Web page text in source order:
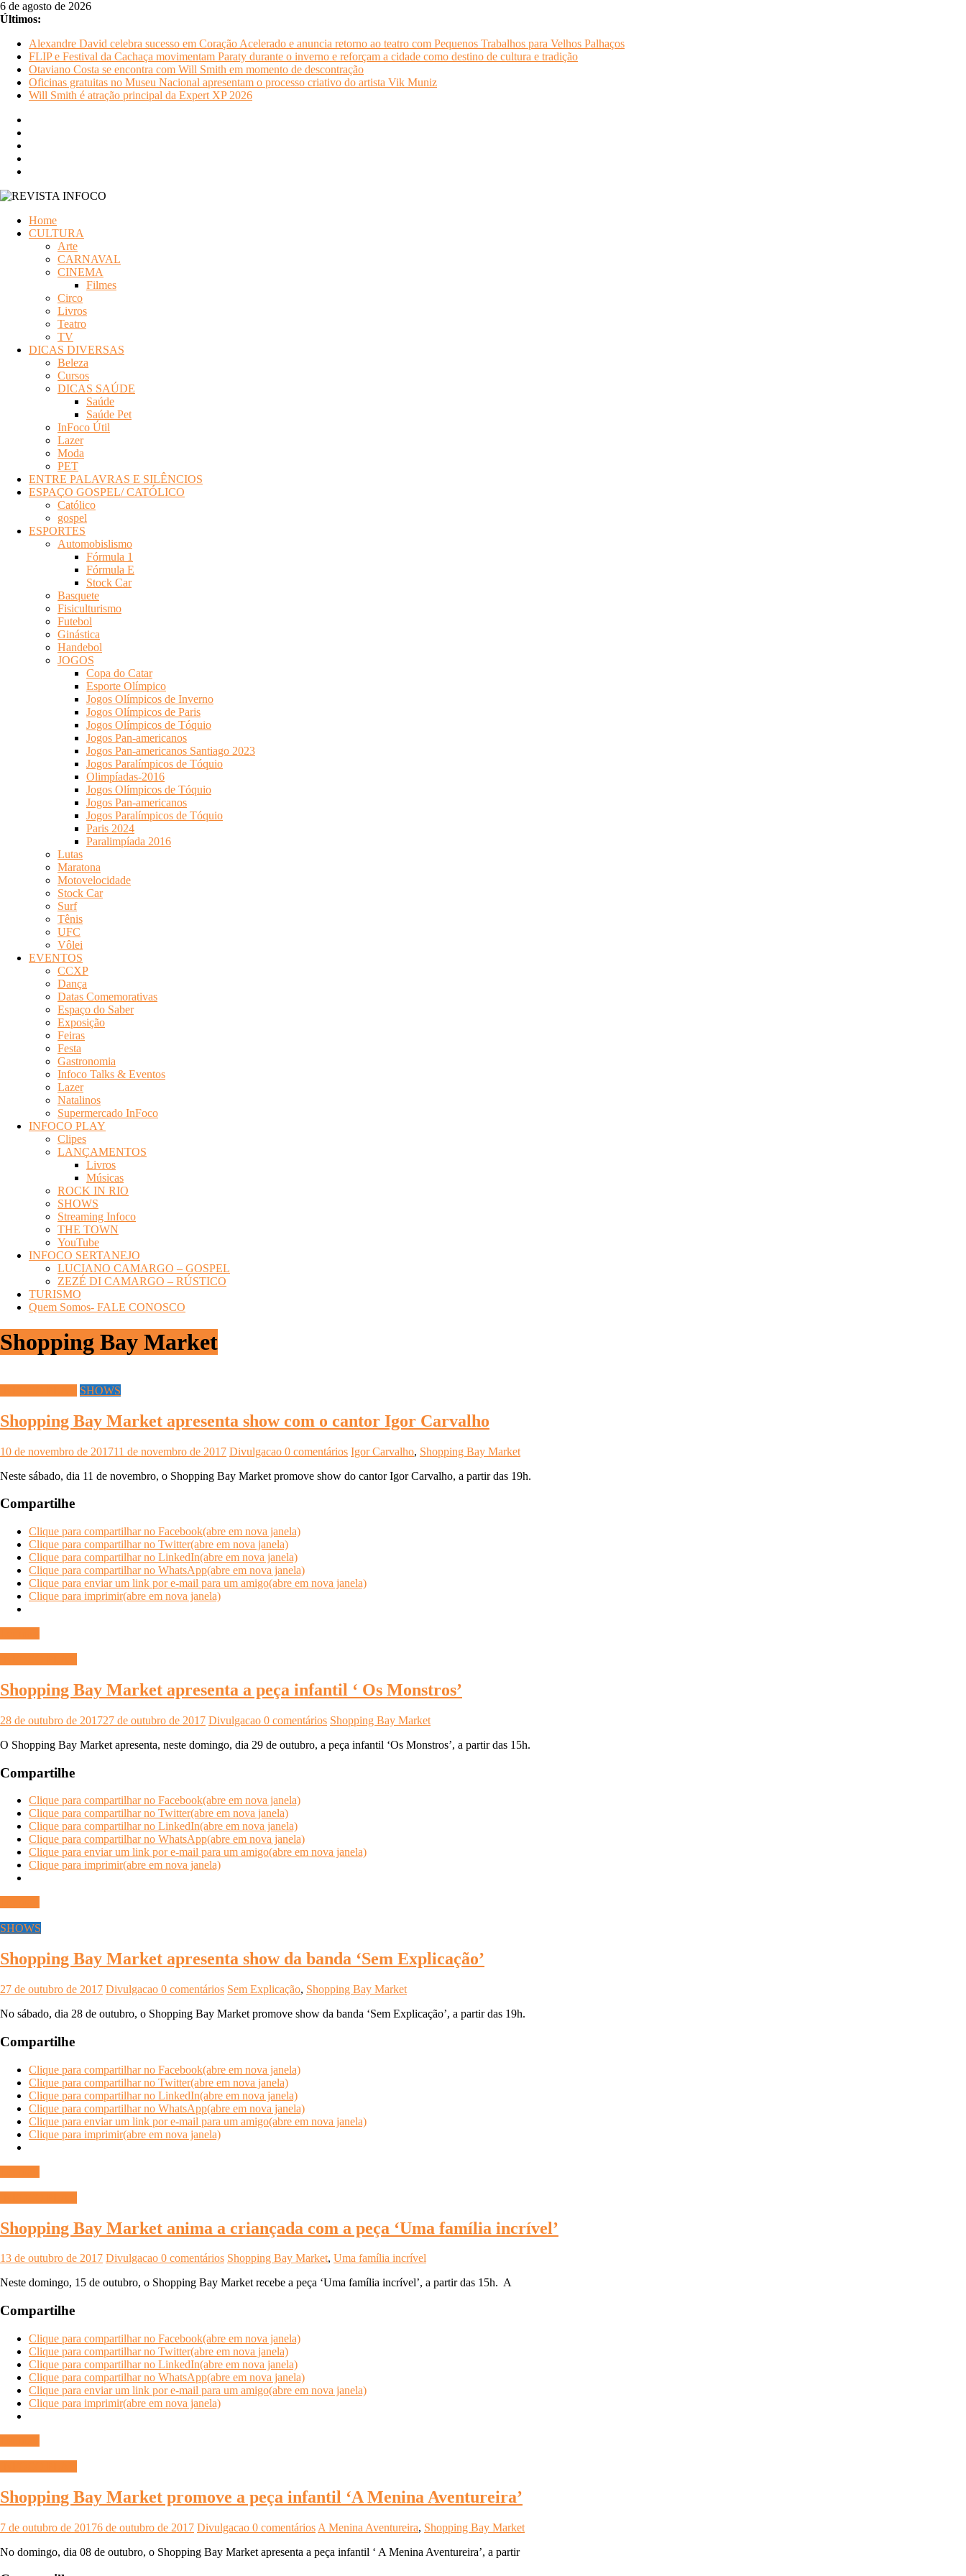
Pular
para
conteúdo
6 de agosto de 2026
Últimos:
Alexandre David celebra sucesso em Coração Acelerado e anuncia retorno ao teatro com Pequenos Trabalhos para Velhos Palhaços
FLIP e Festival da Cachaça movimentam Paraty durante o inverno e reforçam a cidade como destino de cultura e tradição
Otaviano Costa se encontra com Will Smith em momento de descontração
Oficinas gratuitas no Museu Nacional apresentam o processo criativo do artista Vik Muniz
Will Smith é atração principal da Expert XP 2026
INFOCO
Home
CULTURA
Arte
CARNAVAL
CINEMA
Filmes
Circo
Livros
Teatro
TV
DICAS DIVERSAS
Beleza
Cursos
DICAS SAÚDE
Saúde
Saúde Pet
InFoco Útil
Lazer
Moda
PET
ENTRE PALAVRAS E SILÊNCIOS
ESPAÇO GOSPEL/ CATÓLICO
Católico
gospel
ESPORTES
Automobislismo
Fórmula 1
Fórmula E
Stock Car
Basquete
Fisiculturismo
Futebol
Ginástica
Handebol
JOGOS
Copa do Catar
Esporte Olímpico
Jogos Olímpicos de Inverno
Jogos Olímpicos de Paris
Jogos Olímpicos de Tóquio
Jogos Pan-americanos
Jogos Pan-americanos Santiago 2023
Jogos Paralímpicos de Tóquio
Olimpíadas-2016
Jogos Olímpicos de Tóquio
Jogos Pan-americanos
Jogos Paralímpicos de Tóquio
Paris 2024
Paralimpíada 2016
Lutas
Maratona
Motovelocidade
Stock Car
Surf
Tênis
UFC
Vôlei
EVENTOS
CCXP
Dança
Datas Comemorativas
Espaço do Saber
Exposição
Feiras
Festa
Gastronomia
Infoco Talks & Eventos
Lazer
Natalinos
Supermercado InFoco
INFOCO PLAY
Clipes
LANÇAMENTOS
Livros
Músicas
ROCK IN RIO
SHOWS
Streaming Infoco
THE TOWN
YouTube
INFOCO SERTANEJO
LUCIANO CAMARGO – GOSPEL
ZEZÉ DI CAMARGO – RÚSTICO
TURISMO
Quem Somos- FALE CONOSCO
Shopping Bay Market
SHOWS
Shopping Bay Market apresenta show com o cantor Igor Carvalho
10 de novembro de 201711 de novembro de 2017 Divulgacao 0 comentários Igor Carvalho, Shopping Bay Market
Neste sábado, dia 11 de novembro, o Shopping Bay Market promove show do cantor Igor Carvalho, a partir das 19h.
Compartilhe
Clique para compartilhar no Facebook(abre em nova janela)
Clique para compartilhar no Twitter(abre em nova janela)
Clique para compartilhar no LinkedIn(abre em nova janela)
Clique para compartilhar no WhatsApp(abre em nova janela)
Clique para enviar um link por e-mail para um amigo(abre em nova janela)
Clique para imprimir(abre em nova janela)
Shopping Bay Market apresenta a peça infantil ‘ Os Monstros’
28 de outubro de 201727 de outubro de 2017 Divulgacao 0 comentários Shopping Bay Market
O Shopping Bay Market apresenta, neste domingo, dia 29 de outubro, a peça infantil ‘Os Monstros’, a partir das 15h.
Compartilhe
Clique para compartilhar no Facebook(abre em nova janela)
Clique para compartilhar no Twitter(abre em nova janela)
Clique para compartilhar no LinkedIn(abre em nova janela)
Clique para compartilhar no WhatsApp(abre em nova janela)
Clique para enviar um link por e-mail para um amigo(abre em nova janela)
Clique para imprimir(abre em nova janela)
SHOWS
Shopping Bay Market apresenta show da banda ‘Sem Explicação’
27 de outubro de 2017 Divulgacao 0 comentários Sem Explicação, Shopping Bay Market
No sábado, dia 28 de outubro, o Shopping Bay Market promove show da banda ‘Sem Explicação’, a partir das 19h.
Compartilhe
Clique para compartilhar no Facebook(abre em nova janela)
Clique para compartilhar no Twitter(abre em nova janela)
Clique para compartilhar no LinkedIn(abre em nova janela)
Clique para compartilhar no WhatsApp(abre em nova janela)
Clique para enviar um link por e-mail para um amigo(abre em nova janela)
Clique para imprimir(abre em nova janela)
Shopping Bay Market anima a criançada com a peça ‘Uma família incrível’
13 de outubro de 2017 Divulgacao 0 comentários Shopping Bay Market, Uma família incrível
Neste domingo, 15 de outubro, o Shopping Bay Market recebe a peça ‘Uma família incrível’, a partir das 15h. A
Compartilhe
Clique para compartilhar no Facebook(abre em nova janela)
Clique para compartilhar no Twitter(abre em nova janela)
Clique para compartilhar no LinkedIn(abre em nova janela)
Clique para compartilhar no WhatsApp(abre em nova janela)
Clique para enviar um link por e-mail para um amigo(abre em nova janela)
Clique para imprimir(abre em nova janela)
Shopping Bay Market promove a peça infantil ‘A Menina Aventureira’
7 de outubro de 20176 de outubro de 2017 Divulgacao 0 comentários A Menina Aventureira, Shopping Bay Market
No domingo, dia 08 de outubro, o Shopping Bay Market apresenta a peça infantil ‘ A Menina Aventureira’, a partir